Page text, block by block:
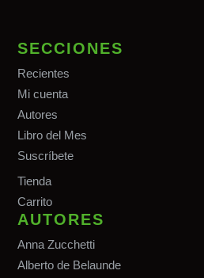
SECCIONES
Recientes
Mi cuenta
Autores
Libro del Mes
Suscríbete
Tienda
Carrito
AUTORES
Anna Zucchetti
Alberto de Belaunde